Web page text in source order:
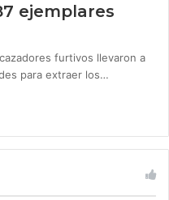
ejemplares
furtivos llevaron a
para extraer los…